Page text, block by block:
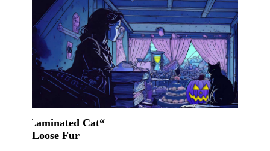
Laminated Cat“
Loose Fur